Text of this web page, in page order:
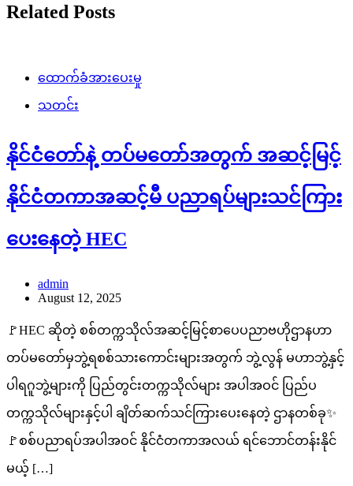
Related Posts
ထောက်ခံအားပေးမှု
သတင်း
နိုင်ငံတော်နဲ့ တပ်မတော်အတွက် အဆင့်မြင့်
နိုင်ငံတကာအဆင့်မီ ပညာရပ်များသင်ကြား
ပေးနေတဲ့ HEC
admin
August 12, 2025
🚩HEC ဆိုတဲ့ စစ်တက္ကသိုလ်အဆင့်မြင့်စာပေပညာဗဟိုဌာနဟာ
တပ်မတော်မှဘွဲ့ရစစ်သားကောင်းများအတွက် ဘွဲ့လွန် မဟာဘွဲ့နှင့်
ပါရဂူဘွဲ့များကို ပြည်တွင်းတက္ကသိုလ်များ အပါအဝင် ပြည်ပ
တက္ကသိုလ်များနှင့်ပါ ချိတ်ဆက်သင်ကြားပေးနေတဲ့ ဌာနတစ်ခု✨
🚩စစ်ပညာရပ်‌အပါအဝင် နိုင်ငံတကာအလယ် ရင်ဘောင်တန်းနိုင်
မယ့် […]